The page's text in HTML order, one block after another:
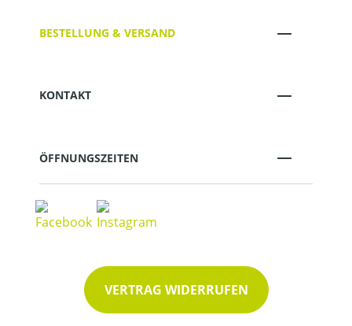
BESTELLUNG & VERSAND
KONTAKT
ÖFFNUNGSZEITEN
VERTRAG WIDERRUFEN